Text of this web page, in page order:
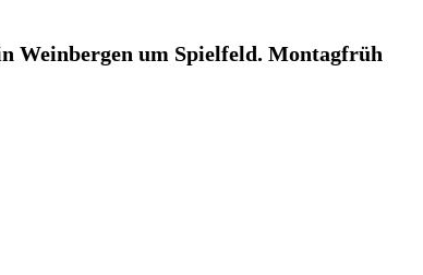
Weinbergen um Spielfeld. Montagfrüh